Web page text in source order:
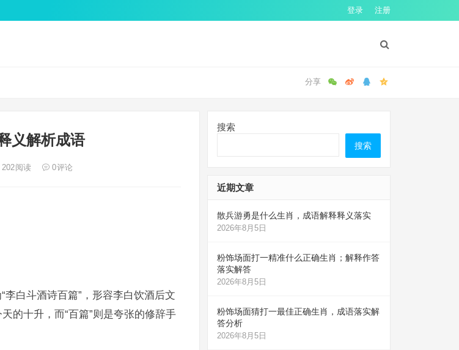
登录 注册
义解析成语
阅读 0评论
李白斗酒诗百篇”，形容李白饮酒后文
的十升，而“百篇”则是夸张的修辞手
搜索
搜索
近期文章
散兵游勇是什么生肖，成语解释释义落实
2026年8月5日
粉饰场面打一精准什么正确生肖；解释作答
落实解答
2026年8月5日
粉饰场面猜打一最佳正确生肖，成语落实解
答分析
2026年8月5日